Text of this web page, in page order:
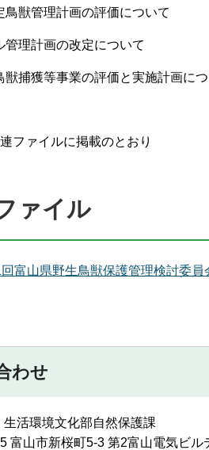
鳥獣管理計画の評価について
管理計画の改定について
獣捕獲等事業の評価と実施計画に
ファイルに掲載のとおり
ァイル
富山県野生鳥獣保護管理検討委員
わせ
生活環境文化部自然保護課
富山市新桜町5-3 第2富山電気ビル